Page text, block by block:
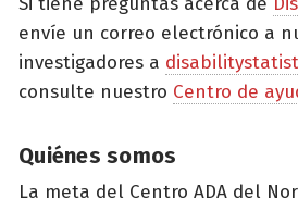
envíe un correo electrónico a
investigadores a
consulte nuestro Centro de
Quiénes somos
La meta del Centro ADA del